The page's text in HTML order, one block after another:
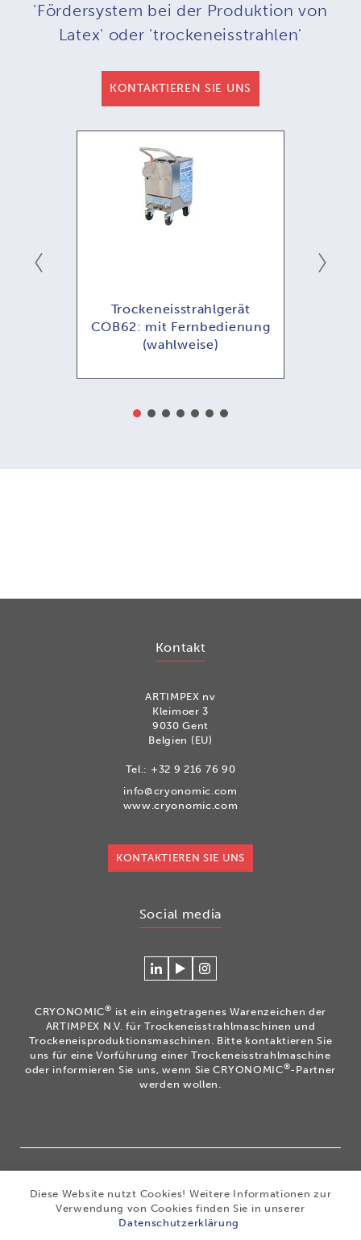
'Fördersystem bei der Produktion von
Latex' oder 'trockeneisstrahlen'
KONTAKTIEREN SIE UNS
Trockeneisstrahlgerät
COB62: mit Fernbedienung
(wahlweise)
Kontakt
ARTIMPEX nv
Kleimoer 3
9030 Gent
Belgien (EU)
Tel.: +32 9 216 76 90
info@cryonomic.com
www.cryonomic.com
KONTAKTIEREN SIE UNS
Social media
Verlinken
sich
mit
Cryonomic
auf
Linkedin
Betrachten
unsere
Videos
auf
unserem
Cryonomic
YouTube-
Volg
Instagram
CRYONOMIC® ist ein eingetragenes Warenzeichen der
ARTIMPEX N.V. für Trockeneisstrahlmaschinen und
Trockeneisproduktionsmaschinen. Bitte kontaktieren Sie
uns für eine Vorführung einer Trockeneisstrahlmaschine
oder informieren Sie uns, wenn Sie CRYONOMIC®-Partner
werden wollen.
Warenzeichen der ARTIMPEX nv
| Datenschutz
|
Haftungsausschluss
| Cookies | Sitemap
Diese Website nutzt Cookies! Weitere Informationen zur
Verwendung von Cookies finden Sie in unserer
Datenschutzerklärung